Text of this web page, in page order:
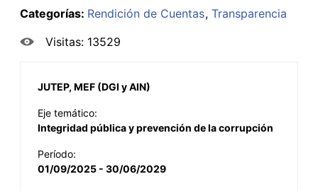
Categorías: Rendición de Cuentas Transparencia
Visitas: 13529
JUTEP, MEF (DGI y AIN)
Eje temático:
Integridad pública y prevención de la corrupción
Período:
01/09/2025 - 30/06/2029